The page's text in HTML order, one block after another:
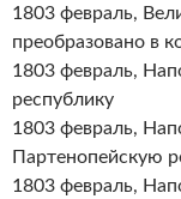
1803 февраль,
преобразовано в
1803 февраль,
республику
1803 февраль,
Партенопейскую
1803 февраль,